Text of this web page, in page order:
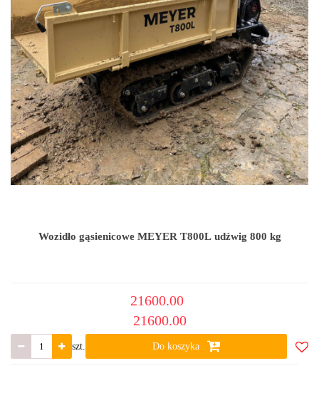
Wozidło gąsienicowe MEYER T800L udźwig 800 kg
21600.00
21600.00
szt. Do koszyka